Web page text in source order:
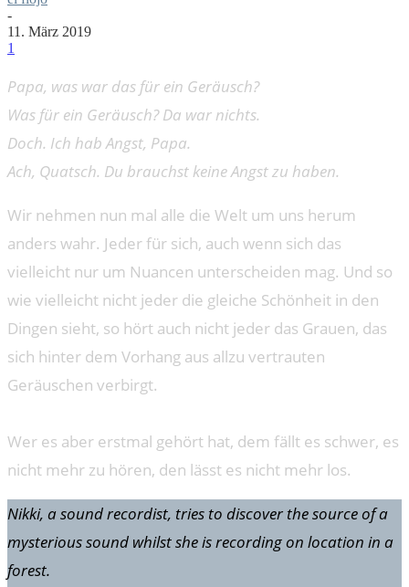
-
11. März 2019
1
Papa, was war das für ein Geräusch?
Was für ein Geräusch? Da war nichts.
Doch. Ich hab Angst, Papa.
Ach, Quatsch. Du brauchst keine Angst zu haben.
Wir nehmen nun mal alle die Welt um uns herum
anders wahr. Jeder für sich, auch wenn sich das
vielleicht nur um Nuancen unterscheiden mag. Und so
wie vielleicht nicht jeder die gleiche Schönheit in den
Dingen sieht, so hört auch nicht jeder das Grauen, das
sich hinter dem Vorhang aus allzu vertrauten
Geräuschen verbirgt.
Wer es aber erstmal gehört hat, dem fällt es schwer, es
nicht mehr zu hören, den lässt es nicht mehr los.
Nikki, a sound recordist, tries to discover the source of a
mysterious sound whilst she is recording on location in a
forest.